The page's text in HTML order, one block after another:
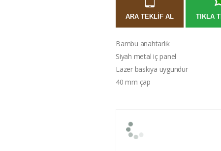
ARA TEKLIF AL TIKLA
Bambu anahtarlık
Siyah metal iç panel
Lazer baskıya uygundur
40 mm çap